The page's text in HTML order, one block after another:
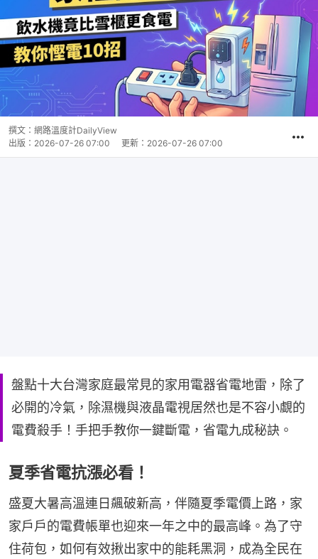
撰文： 網路溫度計DailyView
出版： 2026-07-26 07:00 更新： 2026-07-26 07:00
盤點十大台灣家庭最常見的家用電器省電地雷，除了
必開的冷氣，除濕機與液晶電視居然也是不容小覷的
電費殺手！手把手教你一鍵斷電，省電九成秘訣。
夏季省電抗漲必看！
盛夏大暑高溫連日飆破新高，伴隨夏季電價上路，家
家戶戶的電費帳單也迎來一年之中的最高峰。為了守
住荷包，如何有效揪出家中的能耗黑洞，成為全民在